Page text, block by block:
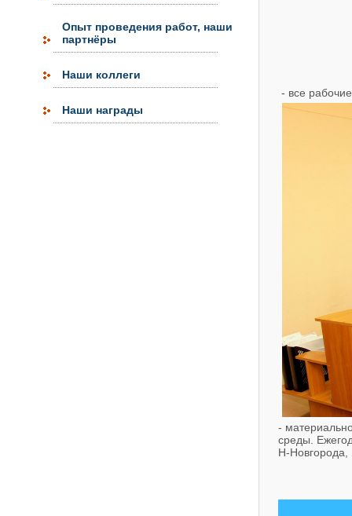
Опыт проведения работ, наши
партнёры
Наши коллеги
Наши награды
- все
-
среды.
Н-Новгорода,